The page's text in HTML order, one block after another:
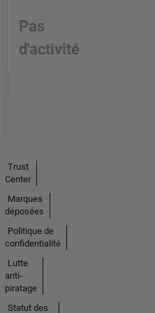
Pas
d'activité
Trust
Center
Marques
déposées
Politique de
confidentialité
Lutte
anti-
piratage
Statut des